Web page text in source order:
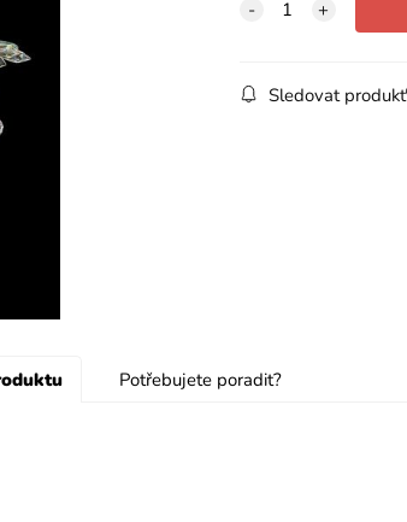
Sledovat produkt
Potřebujete poradit?